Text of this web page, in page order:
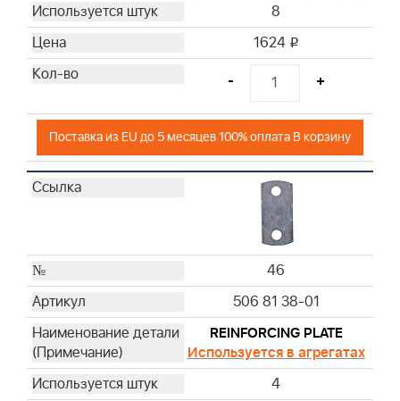
8
1624 i
- +
Поставка из EU до 5 месяцев 100% оплата В корзину
46
506 81 38-01
REINFORCING PLATE
Используется в агрегатах
4